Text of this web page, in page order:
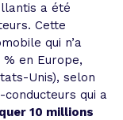
a été
Cette
qui n’a
en Europe,
Unis), selon
conducteurs qui a
10 millions